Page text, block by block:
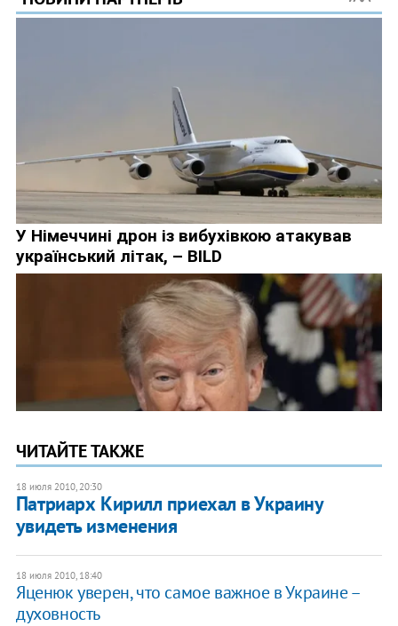
ЧИТАЙТЕ ТАКЖЕ
18 июля 2010, 20:30
Патриарх Кирилл приехал в Украину
увидеть изменения
18 июля 2010, 18:40
Яценюк уверен, что самое важное в Украине –
духовность